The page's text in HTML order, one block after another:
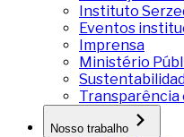
Instituto
Eventos
Imprensa
Ministério
Transparência
Nosso trabalho